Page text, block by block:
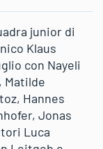
junior di
Klaus
con Nayeli
Matilde
Hannes
Jonas
Luca